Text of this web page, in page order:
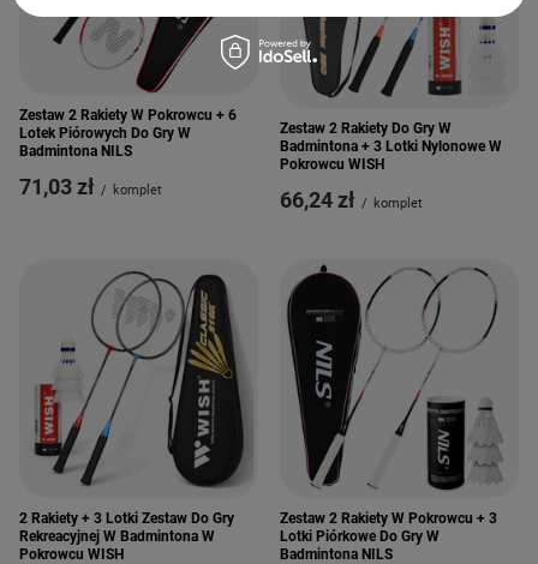
Zestaw 2 Rakiety W Pokrowcu + 6
Lotek Piórowych Do Gry W
Badmintona NILS
71,03 zł / komplet
Zestaw 2 Rakiety Do Gry W
Badmintona + 3 Lotki Nylonowe W
Pokrowcu WISH
66,24 zł / komplet
2 Rakiety + 3 Lotki Zestaw Do Gry
Rekreacyjnej W Badmintona W
Pokrowcu WISH
Zestaw 2 Rakiety W Pokrowcu + 3
Lotki Piórkowe Do Gry W
Badmintona NILS